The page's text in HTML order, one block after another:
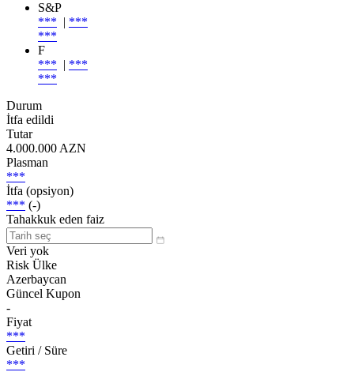
S&P
*** | ***
***
F
*** | ***
***
Durum
İtfa edildi
Tutar
4.000.000 AZN
Plasman
***
İtfa (opsiyon)
*** (-)
Tahakkuk eden faiz
Veri yok
Risk Ülke
Azerbaycan
Güncel Kupon
-
Fiyat
***
Getiri / Süre
***